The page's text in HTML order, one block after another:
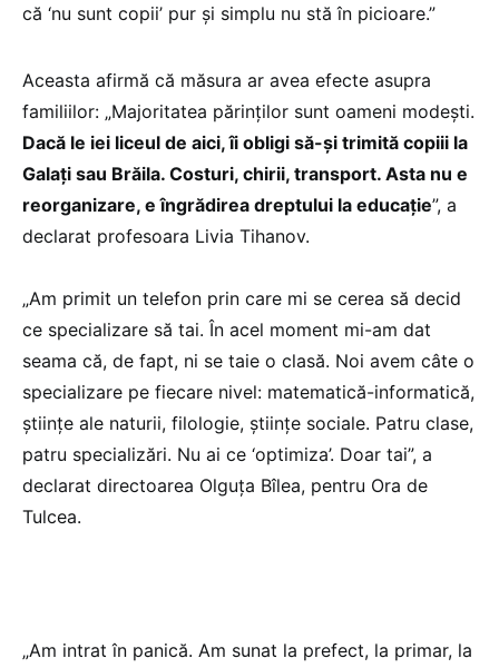
că ‘nu sunt copii’ pur și simplu nu stă în picioare.”
Aceasta afirmă că măsura ar avea efecte asupra
familiilor: „Majoritatea părinților sunt oameni modești.
Dacă le iei liceul de aici, îi obligi să-și trimită copiii la
Galați sau Brăila. Costuri, chirii, transport. Asta nu e
reorganizare, e îngrădirea dreptului la educație”, a
declarat profesoara Livia Tihanov.
„Am primit un telefon prin care mi se cerea să decid
ce specializare să tai. În acel moment mi-am dat
seama că, de fapt, ni se taie o clasă. Noi avem câte o
specializare pe fiecare nivel: matematică-informatică,
științe ale naturii, filologie, științe sociale. Patru clase,
patru specializări. Nu ai ce ‘optimiza’. Doar tai”, a
declarat directoarea Olguța Bîlea, pentru Ora de
Tulcea.
„Am intrat în panică. Am sunat la prefect, la primar, la